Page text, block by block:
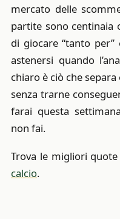
mercato delle
partite sono centinaia
di giocare “tanto
astenersi quando
chiaro è ciò che
senza trarne
farai questa
non fai.
Trova le migliori quote
calcio.